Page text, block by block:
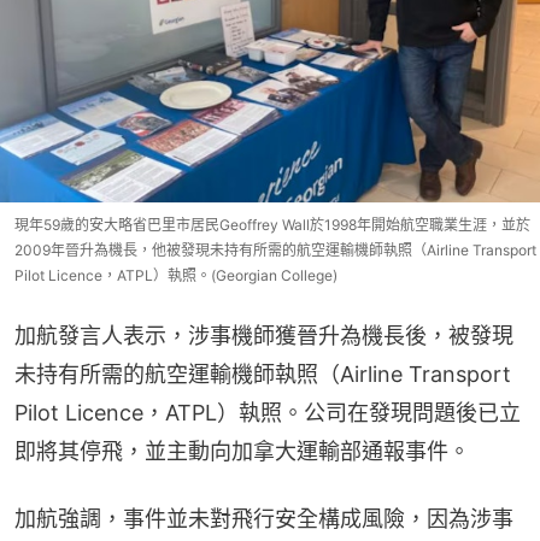
現年59歲的安大略省巴里市居民Geoffrey Wall於1998年開始航空職業生涯，並於
2009年晉升為機長，他被發現未持有所需的航空運輸機師執照（Airline Transport
Pilot Licence，ATPL）執照。(Georgian College)
加航發言人表示，涉事機師獲晉升為機長後，被發現
未持有所需的航空運輸機師執照（Airline Transport
Pilot Licence，ATPL）執照。公司在發現問題後已立
即將其停飛，並主動向加拿大運輸部通報事件。
加航強調，事件並未對飛行安全構成風險，因為涉事